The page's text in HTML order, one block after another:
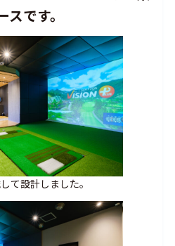
です。
て設計しました。